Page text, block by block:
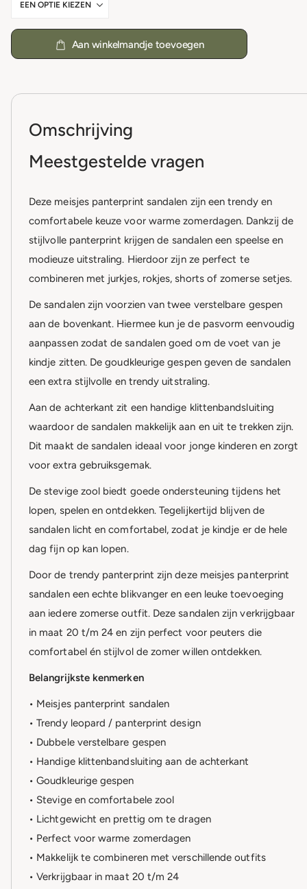
Aan winkelmandje toevoegen
Omschrijving
Meestgestelde vragen
Deze meisjes panterprint sandalen zijn een trendy en
comfortabele keuze voor warme zomerdagen. Dankzij de
stijlvolle panterprint krijgen de sandalen een speelse en
modieuze uitstraling. Hierdoor zijn ze perfect te
combineren met jurkjes, rokjes, shorts of zomerse setjes.
De sandalen zijn voorzien van twee verstelbare gespen
aan de bovenkant. Hiermee kun je de pasvorm eenvoudig
aanpassen zodat de sandalen goed om de voet van je
kindje zitten. De goudkleurige gespen geven de sandalen
een extra stijlvolle en trendy uitstraling.
Aan de achterkant zit een handige klittenbandsluiting
waardoor de sandalen makkelijk aan en uit te trekken zijn.
Dit maakt de sandalen ideaal voor jonge kinderen en zorgt
voor extra gebruiksgemak.
De stevige zool biedt goede ondersteuning tijdens het
lopen, spelen en ontdekken. Tegelijkertijd blijven de
sandalen licht en comfortabel, zodat je kindje er de hele
dag fijn op kan lopen.
Door de trendy panterprint zijn deze meisjes panterprint
sandalen een echte blikvanger en een leuke toevoeging
aan iedere zomerse outfit. Deze sandalen zijn verkrijgbaar
in maat 20 t/m 24 en zijn perfect voor peuters die
comfortabel én stijlvol de zomer willen ontdekken.
Belangrijkste kenmerken
• Meisjes panterprint sandalen
• Trendy leopard / panterprint design
• Dubbele verstelbare gespen
• Handige klittenbandsluiting aan de achterkant
• Goudkleurige gespen
• Stevige en comfortabele zool
• Lichtgewicht en prettig om te dragen
• Perfect voor warme zomerdagen
• Makkelijk te combineren met verschillende outfits
• Verkrijgbaar in maat 20 t/m 24